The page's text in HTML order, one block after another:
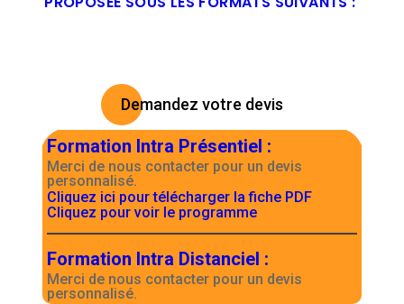
Demandez votre devis
Formation Intra Présentiel :
Merci de nous contacter pour un devis
personnalisé.
Cliquez ici pour télécharger la fiche PDF
Cliquez pour voir le programme
Formation Intra Distanciel :
Merci de nous contacter pour un devis
personnalisé.